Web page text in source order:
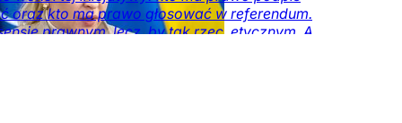
oraz kto ma prawo głosować w referendum.
prawnym, lecz, by tak rzec, etycznym. A